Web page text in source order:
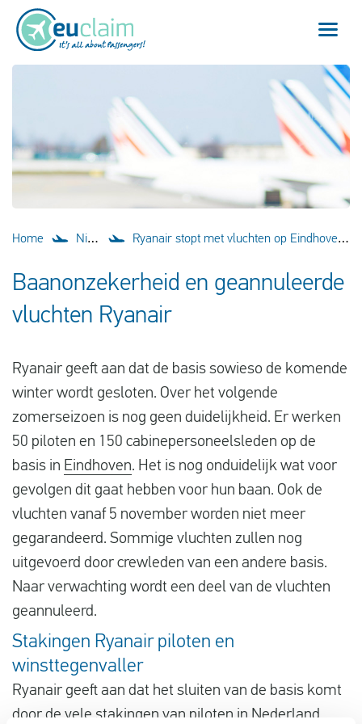
Vluchtproblemen
Gemaakte kosten
Vlucht gewijzigd
Aansluiting gemist
Over ons
Contact
Vlucht geannuleerd
Home Nieuws Ryanair stopt met vluchten op Eindhoven airport vanaf 5 november
Baanonzekerheid en geannuleerde
vluchten Ryanair
Ryanair geeft aan dat de basis sowieso de komende
winter wordt gesloten. Over het volgende
zomerseizoen is nog geen duidelijkheid. Er werken
50 piloten en 150 cabinepersoneelsleden op de
basis in Eindhoven. Het is nog onduidelijk wat voor
gevolgen dit gaat hebben voor hun baan. Ook de
vluchten vanaf 5 november worden niet meer
gegarandeerd. Sommige vluchten zullen nog
uitgevoerd door crewleden van een andere basis.
Naar verwachting wordt een deel van de vluchten
geannuleerd.
Stakingen Ryanair piloten en
winsttegenvaller
Ryanair geeft aan dat het sluiten van de basis komt
door de vele stakingen van piloten in Nederland.